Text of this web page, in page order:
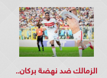
الزمالك ضد نهضة بركان..